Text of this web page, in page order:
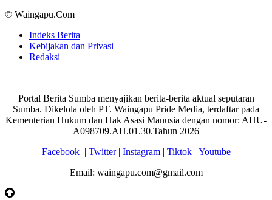
© Waingapu.Com
Indeks Berita
Kebijakan dan Privasi
Redaksi
Portal Berita Sumba menyajikan berita-berita aktual seputaran
Sumba. Dikelola oleh PT. Waingapu Pride Media, terdaftar pada
Kementerian Hukum dan Hak Asasi Manusia dengan nomor: AHU-
A098709.AH.01.30.Tahun 2026
Facebook | Twitter| Instagram| Tiktok| Youtube
Email: waingapu.com@gmail.com